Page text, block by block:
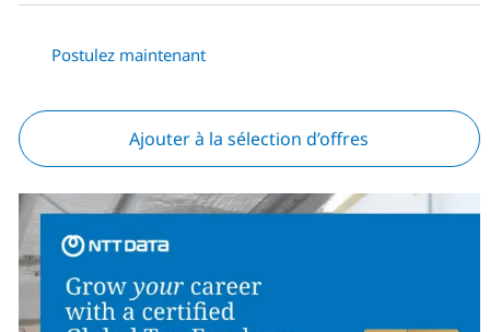
Postulez maintenant
Ajouter à la sélection d’offres